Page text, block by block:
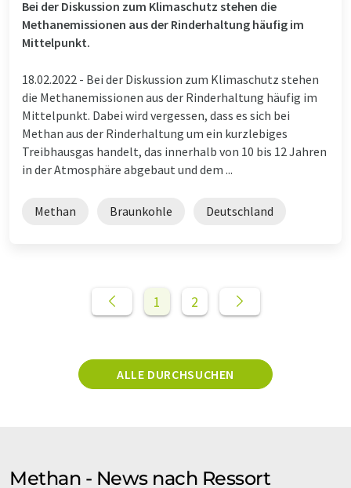
Bei der Diskussion zum Klimaschutz stehen die
Methanemissionen aus der Rinderhaltung häufig im
Mittelpunkt.
18.02.2022 - Bei der Diskussion zum Klimaschutz stehen
die Methanemissionen aus der Rinderhaltung häufig im
Mittelpunkt. Dabei wird vergessen, dass es sich bei
Methan aus der Rinderhaltung um ein kurzlebiges
Treibhausgas handelt, das innerhalb von 10 bis 12 Jahren
in der Atmosphäre abgebaut und dem ...
Methan Braunkohle Deutschland
1 2
ALLE DURCHSUCHEN
Methan - News nach Ressort